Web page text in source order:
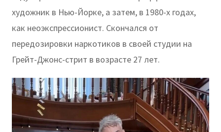
художник в Нью-Йорке, а затем, в 1980-х годах,
как неоэкспрессионист. Скончался от
передозировки наркотиков в своей студии на
Грейт-Джонс-стрит в возрасте 27 лет.